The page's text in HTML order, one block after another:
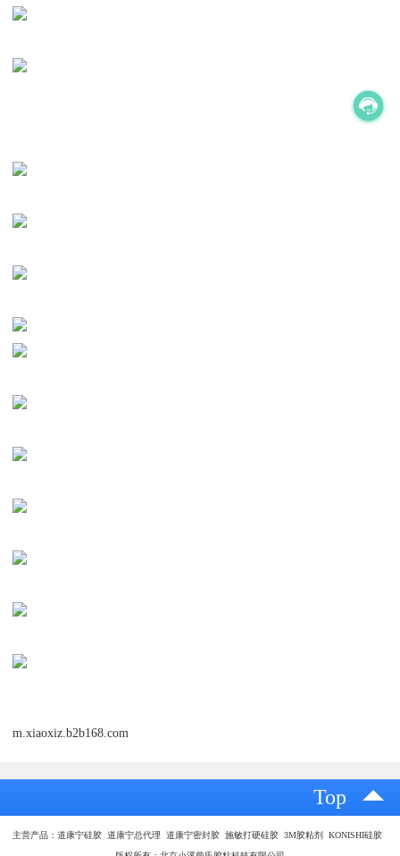
m.xiaoxiz.b2b168.com
Top
主营产品：道康宁硅胶 道康宁总代理 道康宁密封胶 施敏打硬硅胶 3M胶粘剂 KONISHI硅胶